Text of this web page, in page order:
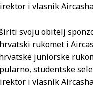
i vlasnik
svoju obitelj
rukomet i
juniorske
studentske
i vlasnik